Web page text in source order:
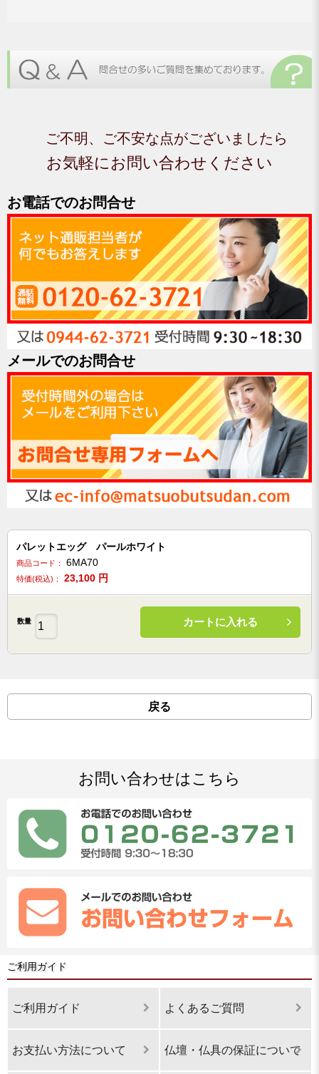
ご不明、ご不安な点がございましたら
お気軽にお問い合わせください
お電話でのお問合せ
メールでのお問合せ
パレットエッグ パールホワイト
商品コード： 6MA70
特価(税込)： 23,100 円
数量 カートに入れる
戻る
お問い合わせはこちら
ご利用ガイド
ご利用ガイド よくあるご質問
お支払い方法について 仏壇・仏具の保証について